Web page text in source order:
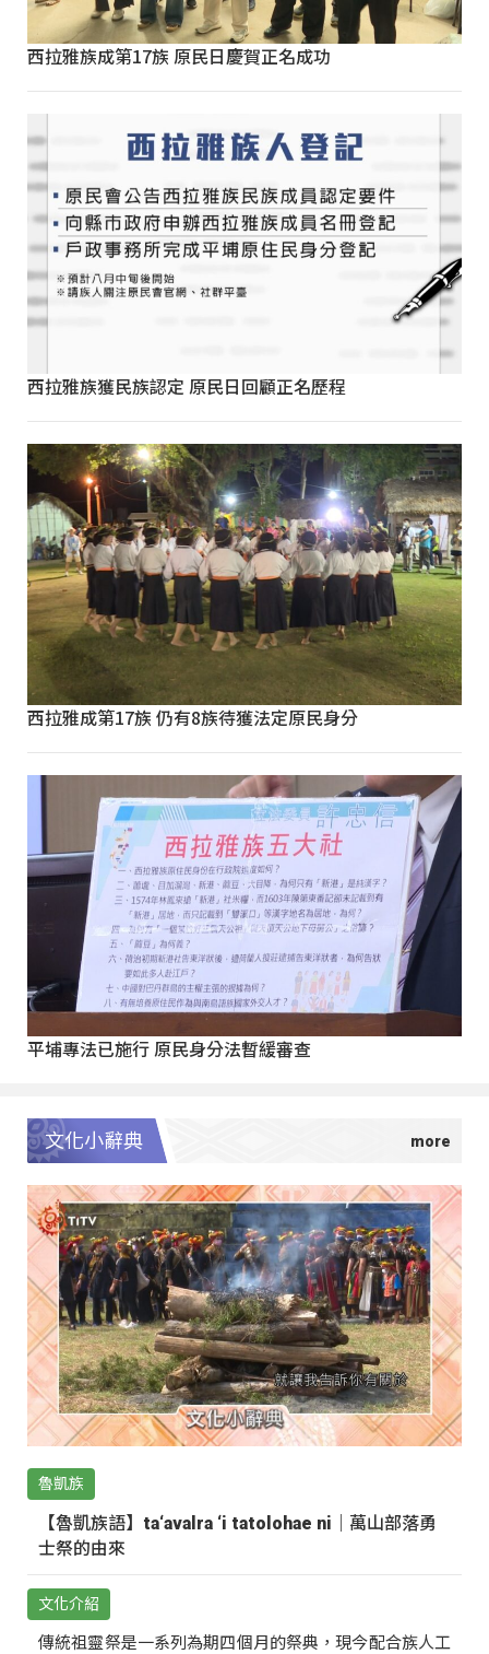
西拉雅族成第17族 原民日慶賀正名成功
西拉雅族獲民族認定 原民日回顧正名歷程
西拉雅成第17族 仍有8族待獲法定原民身分
平埔專法已施行 原民身分法暫緩審查
文化小辭典
魯凱族
【魯凱族語】ta‘avalra ‘i tatolohae ni｜萬山部落勇
士祭的由來
文化介紹
傳統祖靈祭是一系列為期四個月的祭典，現今配合族人工